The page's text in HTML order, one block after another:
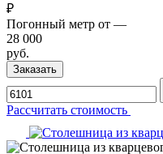
₽
Погонный метр от —
28 000
руб.
Заказать
Рассчитать стоимость